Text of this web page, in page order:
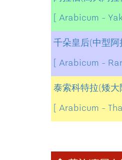
[ Arabicum -
千朵皇后(中型阿
[ Arabicum -
泰索科特拉(矮大
[ Arabicum -